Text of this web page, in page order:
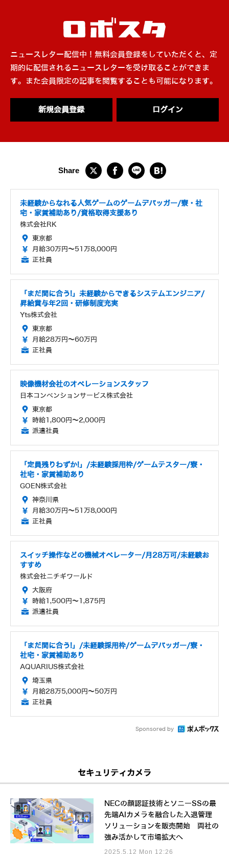
ニュースレター配信中！無料会員登録をしていただくと、定
期的に配信されるニュースレターを受け取ることができま
す。また会員限定の記事を閲覧することも可能になります。
新規会員登録 ログイン
未経験からなれる人気ゲームのゲームデバッガー/寮・社
宅・家賃補助あり/資格取得支援あり
株式会社RK
東京都
月給30万円～51万8,000円
正社員
「まだ間に合う!」未経験からできるシステムエンジニア/
昇給賞与年2回・研修制度充実
Yts株式会社
東京都
月給28万円～60万円
正社員
映像機材会社のオペレーションスタッフ
日本コンベンションサービス株式会社
東京都
時給1,800円～2,000円
派遣社員
「定員残りわずか!」/未経験採用枠/ゲームテスター/寮・
社宅・家賃補助あり
GOEN株式会社
神奈川県
月給30万円～51万8,000円
正社員
スイッチ操作などの機械オペレーター/月28万可/未経験お
すすめ
株式会社ニチギワールド
大阪府
時給1,500円～1,875円
派遣社員
「まだ間に合う!」/未経験採用枠/ゲームデバッガー/寮・
社宅・家賃補助あり
AQUARIUS株式会社
埼玉県
月給28万5,000円～50万円
正社員
Sponsored by
セキュリティカメラ
NECの顔認証技術とソニーSSの最
先端AIカメラを融合した入退管理
ソリューションを販売開始 両社の
強み活かして市場拡大へ
2025.5.12 Mon 12:26